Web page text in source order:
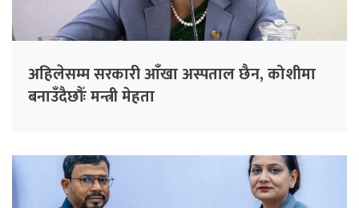
अहिलेसम्म सरकारी आँखा अस्पताल छैन, कोशीमा
बनाउँदैछौँः मन्त्री मेहता